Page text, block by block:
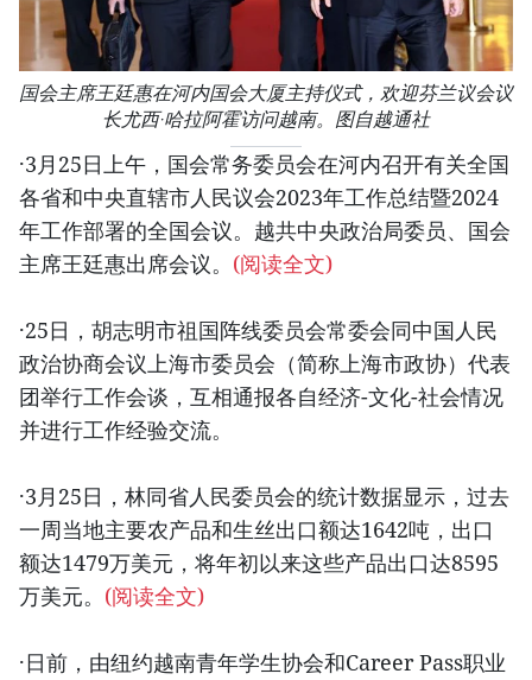
国会主席王廷惠在河内国会大厦主持仪式，欢迎芬兰议会议
长尤西·哈拉阿霍访问越南。图自越通社
·3月25日上午，国会常务委员会在河内召开有关全国
各省和中央直辖市人民议会2023年工作总结暨2024
年工作部署的全国会议。越共中央政治局委员、国会
主席王廷惠出席会议。 (阅读全文)
·25日，胡志明市祖国阵线委员会常委会同中国人民
政治协商会议上海市委员会（简称上海市政协）代表
团举行工作会谈，互相通报各自经济-文化-社会情况
并进行工作经验交流。
·3月25日，林同省人民委员会的统计数据显示，过去
一周当地主要农产品和生丝出口额达1642吨，出口
额达1479万美元，将年初以来这些产品出口达8595
万美元。 (阅读全文)
·日前，由纽约越南青年学生协会和Career Pass职业